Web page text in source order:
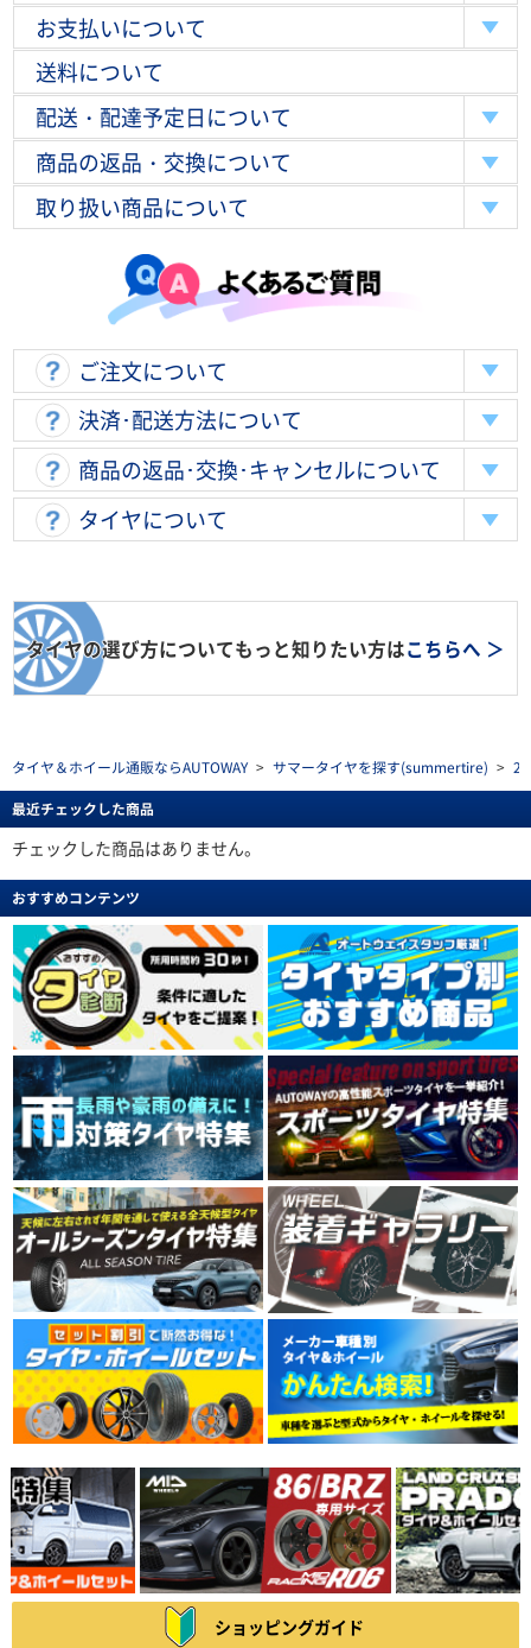
お支払いについて
送料について
配送・配達予定日について
商品の返品・交換について
取り扱い商品について
ご注文について
決済･配送方法について
商品の返品･交換･キャンセルについて
タイヤについて
タイヤの選び方についてもっと知りたい方はこちらへ ＞
タイヤ＆ホイール通販ならAUTOWAY > サマータイヤを探す(summertire) >
最近チェックした商品
チェックした商品はありません。
おすすめコンテンツ
ショッピングガイド